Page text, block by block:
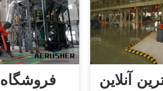
فروشگاه
آنلاین